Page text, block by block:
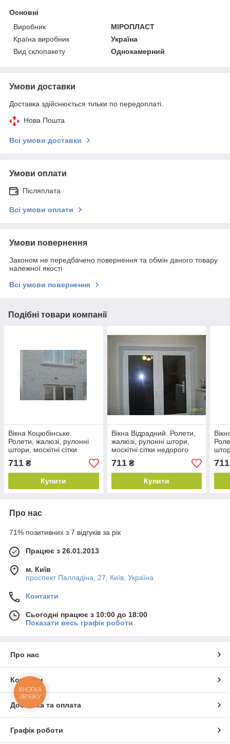
Основні
Виробник
МІРОПЛАСТ
Країна виробник
Україна
Вид склопакету
Однокамерний
Умови доставки
Доставка здійснюється тільки по передоплаті.
Нова Пошта
Всі умови доставки
Умови оплати
Післяплата
Всі умови оплати
Умови повернення
Законом не передбачено повернення та обмін даного товару
належної якості
Всі умови повернення
Подібні товари компанії
Вікна Коцюбінське.
Ролети, жалюзі, рулонні
штори, москітні сітки
недорого. Балкони
Коцюбінське.
711 ₴
Купити
Вікна Відрадний. Ролети,
жалюзі, рулонні штори,
москітні сітки недорого
купити. Балкони під ключ
на Відрадному
711₴
Купити
в
711
Про нас
71% позитивних з 7 відгуків за рік
Працює з 26.01.2013
м. Київ
проспект Палладіна, 27, Київ, Україна
Контакти
Сьогодні працює з 10:00 до 18:00
Показати весь графік роботи
Про нас
Контакти
Доставка та оплата
Графік роботи
КНОПКА
ЗВ'ЯЗКУ